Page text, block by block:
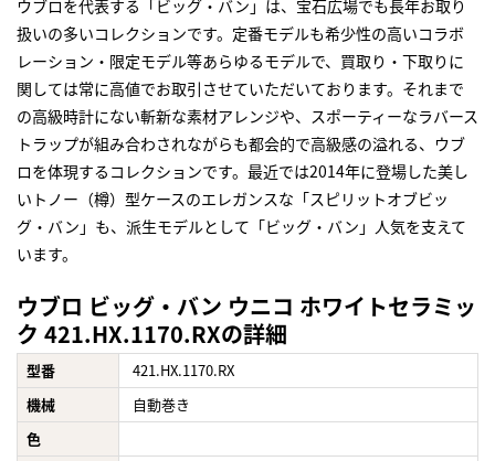
ウブロを代表する「ビッグ・バン」は、宝石広場でも長年お取り
扱いの多いコレクションです。定番モデルも希少性の高いコラボ
レーション・限定モデル等あらゆるモデルで、買取り・下取りに
関しては常に高値でお取引させていただいております。それまで
の高級時計にない斬新な素材アレンジや、スポーティーなラバース
トラップが組み合わされながらも都会的で高級感の溢れる、ウブ
ロを体現するコレクションです。最近では2014年に登場した美し
いトノー（樽）型ケースのエレガンスな「スピリットオブビッ
グ・バン」も、派生モデルとして「ビッグ・バン」人気を支えて
います。
ウブロ ビッグ・バン ウニコ ホワイトセラミッ
ク 421.HX.1170.RXの詳細
型番
421.HX.1170.RX
機械
自動巻き
色